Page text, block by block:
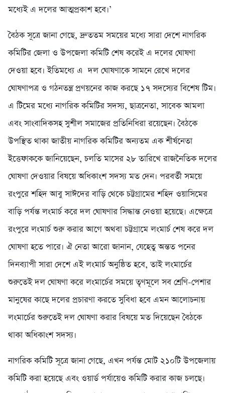
মধ্যেই এ দলের আত্মপ্রকাশ হবে।’
বৈঠক সূত্রে জানা গেছে, দ্রুততম সময়ের মধ্যে সারা দেশে নাগরিক
কমিটির জেলা ও উপজেলা কমিটি শেষ করেই এ দলের ঘোষণা
দেওয়া হবে। ইতিমধ্যে এ দল ঘোষণাকে সামনে রেখে দলের
ঘোষণাপত্র ও গঠনতন্ত্র প্রণয়নের কাজ করছে ১৭ সদস্যের বিশেষ টিম।
এ টিমের মধ্যে নাগরিক কমিটির সদস্য, ছাত্রনেতা, সাবেক আমলা
এবং সাংবাদিকসহ সুশীল সমাজের প্রতিনিধিরা রয়েছেন। বৈঠকে
উপস্থিত থাকা জাতীয় নাগরিক কমিটির অন্যতম এক শীর্ষনেতা
ইত্তেফাককে জানিয়েছেন, চলতি মাসের ২৮ তারিখে রাজনৈতিক দলের
ঘোষণা দেওয়ার বিষয়ে অধিকাংশ সদস্য মত দেন। পরবর্তী সময়ে
রংপুরে শহিদ আবু সাঈদের বাড়ি থেকে চট্টগ্রামের শহিদ ওয়াসিমের
বাড়ি পর্যন্ত লংমার্চ করে দল ঘোষণার সিদ্ধান্ত নেওয়া হয়েছে। এক্ষেত্রে
রংপুরে লংমার্চ শুরু করার আগে অথবা চট্টগ্রামে লংমার্চ শেষ করে দল
ঘোষণা হতে পারে। ঐ নেতা আরো জানান, যেহেতু অন্তত পনের
দিনব্যাপী সারা দেশে এই লংমার্চ অনুষ্ঠিত হবে, তাই লংমার্চের
শুরুতেই দল ঘোষণা করে লংমার্চের সময়ে তৃণমূলে সব শ্রেণি-পেশার
মানুষের কাছে দলের প্রচারণা করতে সুবিধা হবে এমন আলোচনায়
লংমার্চের শুরুতেই দল ঘোষণা করার বিষয়ে মত দিয়েছেন বৈঠকে
থাকা অধিকাংশ সদস্য।
নাগরিক কমিটি সূত্রে জানা গেছে, এখন পর্যন্ত মোট ২১০টি উপজেলায়
কমিটি করা হয়েছে এবং ওয়ার্ড পর্যায়েও কমিটি করার কাজ চলছে।